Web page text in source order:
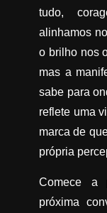
tudo,
alinhamos
o brilho nos
mas a
sabe para
reflete uma
marca de
própria
Comece a
próxima